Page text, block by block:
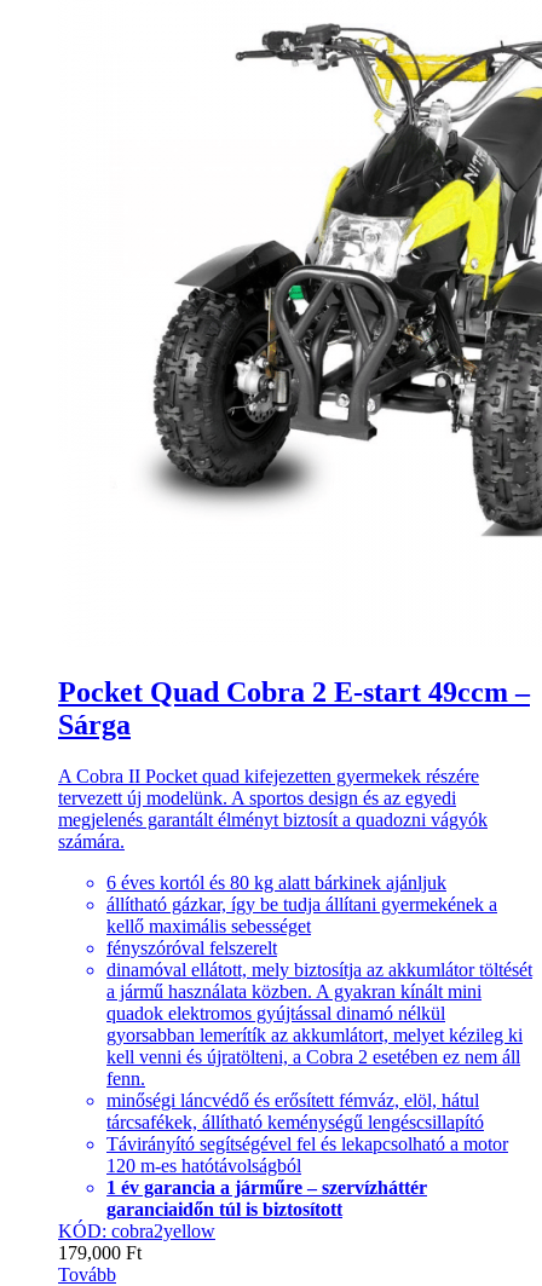
Pocket Quad Cobra 2 E-start 49ccm –
Sárga
A Cobra II Pocket quad kifejezetten gyermekek részére
tervezett új modelünk. A sportos design és az egyedi
megjelenés garantált élményt biztosít a quadozni vágyók
számára.
6 éves kortól és 80 kg alatt bárkinek ajánljuk
állítható gázkar, így be tudja állítani gyermekének a
kellő maximális sebességet
fényszóróval felszerelt
dinamóval ellátott, mely biztosítja az akkumlátor töltését
a jármű használata közben. A gyakran kínált mini
quadok elektromos gyújtással dinamó nélkül
gyorsabban lemerítík az akkumlátort, melyet kézileg ki
kell venni és újratölteni, a Cobra 2 esetében ez nem áll
fenn.
minőségi láncvédő és erősített fémváz, elöl, hátul
tárcsafékek, állítható keménységű lengéscsillapító
Távirányító segítségével fel és lekapcsolható a motor
120 m-es hatótávolságból
1 év garancia a járműre – szervízháttér
garanciaidőn túl is biztosított
KÓD: cobra2yellow
179,000 Ft
Tovább